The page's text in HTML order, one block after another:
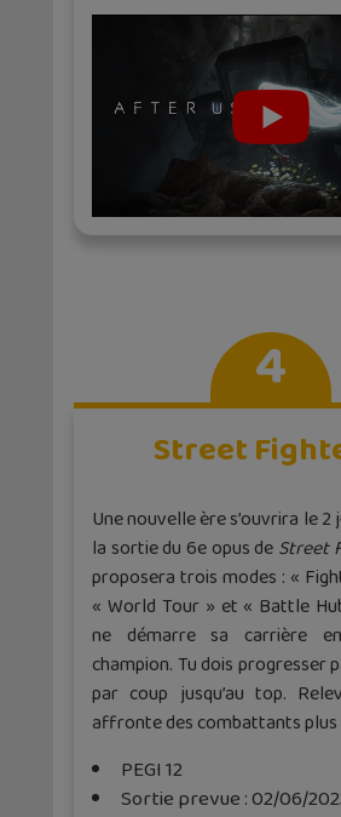
4
Street
Une nouvelle ère s’ouvrira le 2
la sortie du 6e opus de Street
proposera trois modes : «
« World Tour » et « Battle
ne démarre sa carrière
champion. Tu dois progresser
par coup jusqu’au top.
affronte des combattants
PEGI 12
Sortie prevue : 02/06/